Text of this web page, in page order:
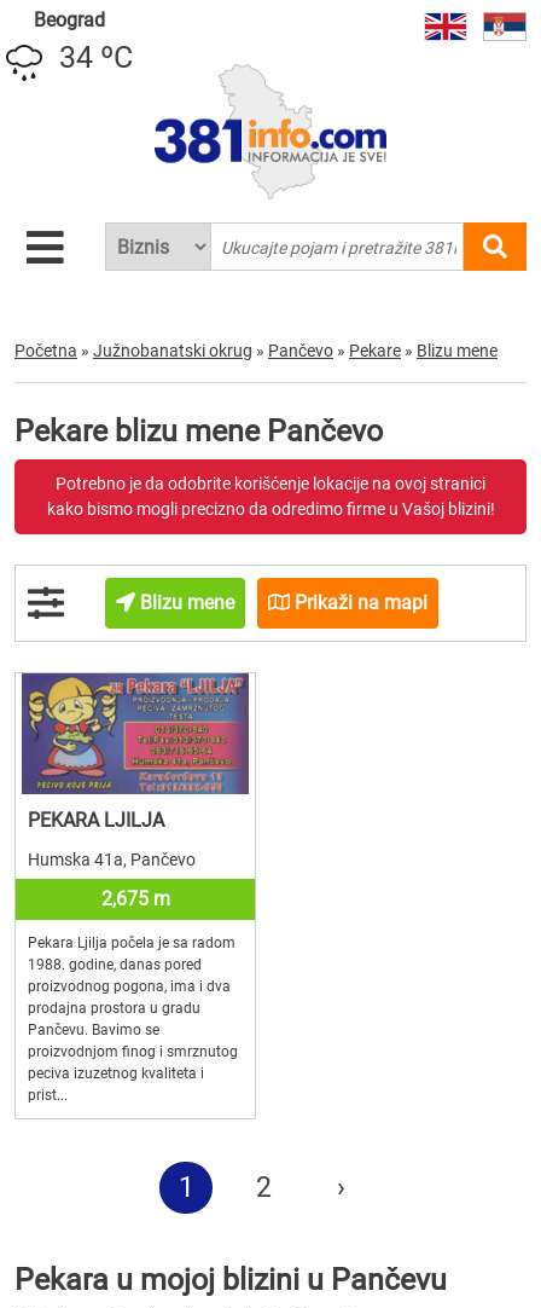
Beograd
34 ºC
Početna » Južnobanatski okrug » Pančevo » Pekare » Blizu mene
Pekare blizu mene Pančevo
Potrebno je da odobrite korišćenje lokacije na ovoj stranici
kako bismo mogli precizno da odredimo firme u Vašoj blizini!
Blizu mene Prikaži na mapi
PEKARA LJILJA
Humska 41a, Pančevo
2,675 m
Pekara Ljilja počela je sa radom
1988. godine, danas pored
proizvodnog pogona, ima i dva
prodajna prostora u gradu
Pančevu. Bavimo se
proizvodnjom finog i smrznutog
peciva izuzetnog kvaliteta i
prist...
1 2 ›
Pekara u mojoj blizini u Pančevu